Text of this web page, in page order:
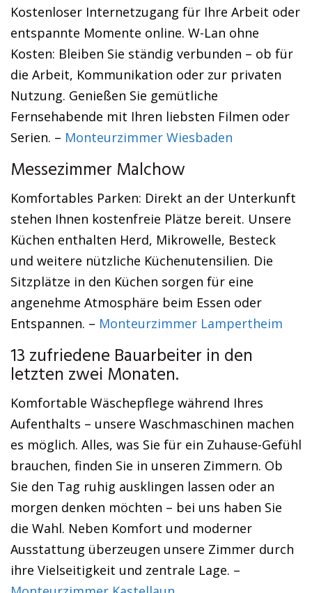
Kostenloser Internetzugang für Ihre Arbeit oder
entspannte Momente online. W-Lan ohne
Kosten: Bleiben Sie ständig verbunden – ob für
die Arbeit, Kommunikation oder zur privaten
Nutzung. Genießen Sie gemütliche
Fernsehabende mit Ihren liebsten Filmen oder
Serien. – Monteurzimmer Wiesbaden
Messezimmer Malchow
Komfortables Parken: Direkt an der Unterkunft
stehen Ihnen kostenfreie Plätze bereit. Unsere
Küchen enthalten Herd, Mikrowelle, Besteck
und weitere nützliche Küchenutensilien. Die
Sitzplätze in den Küchen sorgen für eine
angenehme Atmosphäre beim Essen oder
Entspannen. – Monteurzimmer Lampertheim
13 zufriedene Bauarbeiter in den
letzten zwei Monaten.
Komfortable Wäschepflege während Ihres
Aufenthalts – unsere Waschmaschinen machen
es möglich. Alles, was Sie für ein Zuhause-Gefühl
brauchen, finden Sie in unseren Zimmern. Ob
Sie den Tag ruhig ausklingen lassen oder an
morgen denken möchten – bei uns haben Sie
die Wahl. Neben Komfort und moderner
Ausstattung überzeugen unsere Zimmer durch
ihre Vielseitigkeit und zentrale Lage. –